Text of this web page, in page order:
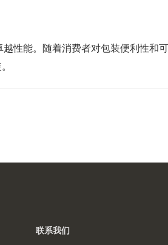
性能。随着消费者对包装便利性和
联系我们